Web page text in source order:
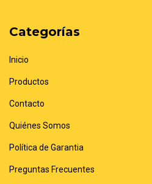
Categorías
Inicio
Productos
Contacto
Quiénes Somos
Política de Garantia
Preguntas Frecuentes